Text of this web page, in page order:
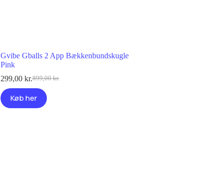
Gvibe Gballs 2 App Bækkenbundskugle
Pink
899,00kr.
Den
oprindelige
pris
var:
299,00 kr.Den
aktuelle
pris
er:
Køb her